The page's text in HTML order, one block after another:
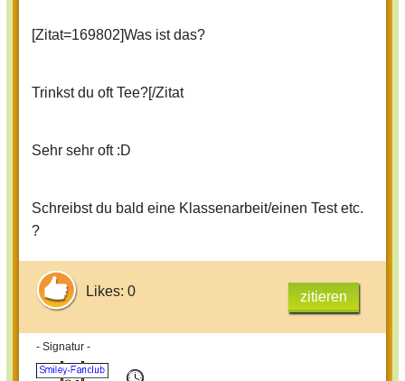
[Zitat=169802]Was ist das?
Trinkst du oft Tee?[/Zitat
Sehr sehr oft :D
Schreibst du bald eine Klassenarbeit/einen Test etc.
?
Likes: 0 zitieren
- Signatur -